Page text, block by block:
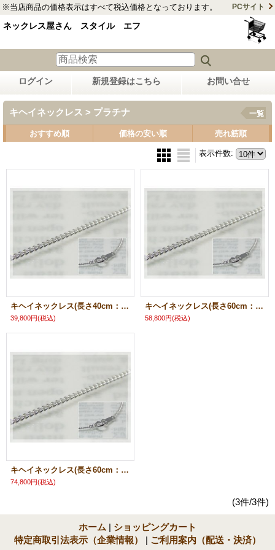
※当店商品の価格表示はすべて税込価格となっております。 PCサイト
ネックレス屋さん スタイル エフ
ログイン 新規登録はこちら お問い合せ
キヘイネックレス > プラチナ 一覧
おすすめ順 価格の安い順 売れ筋順
表示件数:
キヘイネックレス(長さ40cm：幅1.1mm)/プラチナ850
39,800円(税込)
キヘイネックレス(長さ60cm：幅1.1mm)/プラチナ850
58,800円(税込)
キヘイネックレス(長さ60cm：幅1.2mm)/プラチナ850
74,800円(税込)
(3件/3件)
ホーム | ショッピングカート
特定商取引法表示（企業情報）
| ご利用案内（配送・決済）